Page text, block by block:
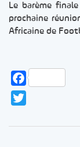
Le barème
prochaine
Africaine de